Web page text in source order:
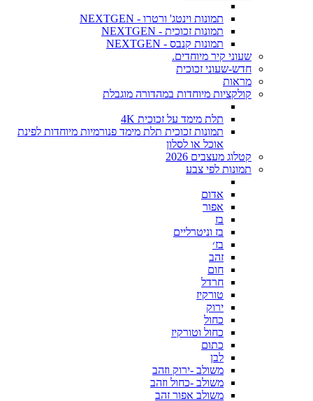
תמונות וינטג' ורטרו - NEXTGEN
תמונות זכוכית - NEXTGEN
תמונות קנבס - NEXTGEN
שעוני קיר מיוחדים.
חדש-שעוני זכוכית
מראות
קולקציות מיוחדות במהדורה מוגבלת
תלת מימד על זכוכית 4K
תמונות זכוכית תלת מימד פנורמיות מיוחדות לפינת
אוכל או לסלון
קטלוג מעצבים 2026
תמונות לפי צבע
אדום
אפור
בז
בז וניטרליים
בז׳
זהב
חום
חרדל
טורקיז
ירוק
כחול
כחול וטורקיז
כתום
לבן
משולב -ירוק וזהב
משולב -כחול וזהב
משולב אפור זהב